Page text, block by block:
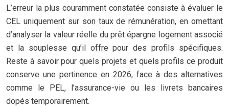
L’erreur la plus couramment constatée consiste à évaluer le
CEL uniquement sur son taux de rémunération, en omettant
d’analyser la valeur réelle du prêt épargne logement associé
et la souplesse qu’il offre pour des profils spécifiques.
Reste à savoir pour quels projets et quels profils ce produit
conserve une pertinence en 2026, face à des alternatives
comme le PEL, l’assurance-vie ou les livrets bancaires
dopés temporairement.